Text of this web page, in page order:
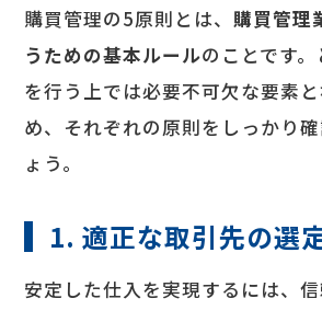
購買管理の5原則とは、購買管理
うための基本ルールのことです
を行う上では必要不可欠な要素
め、それぞれの原則をしっかり
ょう。
1. 適正な取引先の選
安定した仕入を実現するには、